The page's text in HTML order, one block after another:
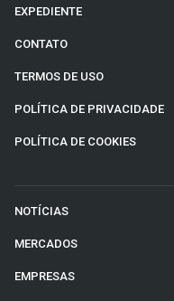
EXPEDIENTE
CONTATO
TERMOS DE USO
POLÍTICA DE PRIVACIDADE
POLÍTICA DE COOKIES
NOTÍCIAS
MERCADOS
EMPRESAS